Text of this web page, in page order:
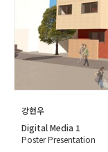
강현우
Digital Media 1
Poster Presentation